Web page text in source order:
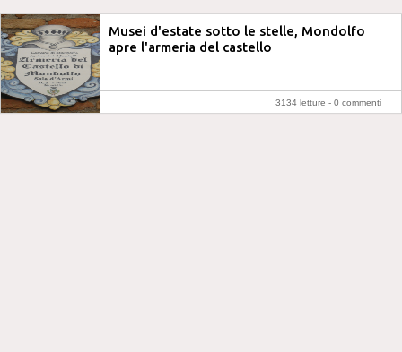
Musei d'estate sotto le stelle, Mondolfo
apre l'armeria del castello
3134 letture - 0 commenti